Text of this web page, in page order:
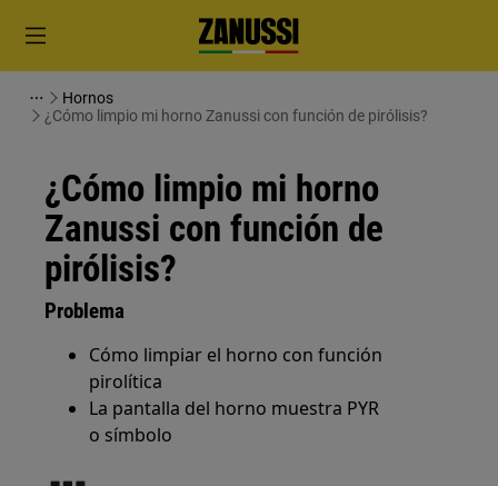
Hornos
¿Cómo limpio mi horno Zanussi con función de pirólisis?
¿Cómo limpio mi horno
Zanussi con función de
pirólisis?
Problema
Cómo limpiar el horno con función
pirolítica
La pantalla del horno muestra PYR
o símbolo